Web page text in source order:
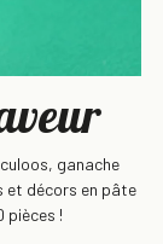
ganache
et décors en pâte
pièces !